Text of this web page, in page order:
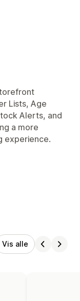
Lists, Age
Alerts, and
a more
experience.
Vis alle